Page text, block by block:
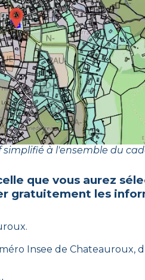
à l'ensemble du
que vous aurez
gratuitement les
.
Insee de Chateauroux,